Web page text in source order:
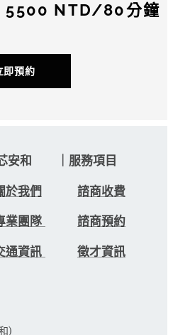
5500 NTD/80分鐘
即預約
安和 ｜服務項目
於我們 諮商收費
業團隊 諮商預約
通資訊 徵才資訊
芯)
芯安和)